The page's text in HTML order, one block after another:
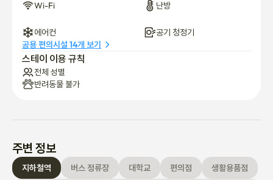
-서울 지하철 2호선을 통한 우수한 교통수단
-학생, 전문가 및 국제 거주자에게 이상적입니다
[주요 위치]
-봉천역까지 도보 3분(350m) (2호선, 3번 출구)
있습니다
Wi-Fi 난방
에어컨
공기 청정기
공용 편의시설 14개 보기
스테이 이용 규칙
전체 성별
반려동물 불가
주변 정보
지하철역 버스 정류장 대학교 편의점 생활용품점